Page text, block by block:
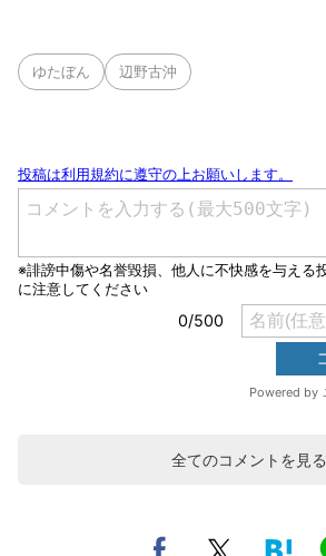
ゆたぼん 辺野古沖
全てのコメントを見る